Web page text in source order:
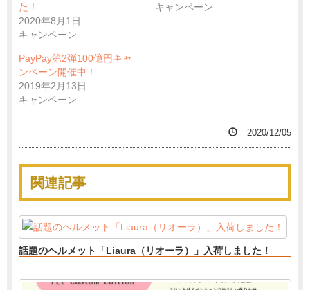
た！
2020年8月1日
キャンペーン
キャンペーン
PayPay第2弾100億円キャ
ンペーン開催中！
2019年2月13日
キャンペーン
2020/12/05
関連記事
話題のヘルメット「Liaura（リオーラ）」入荷しました！